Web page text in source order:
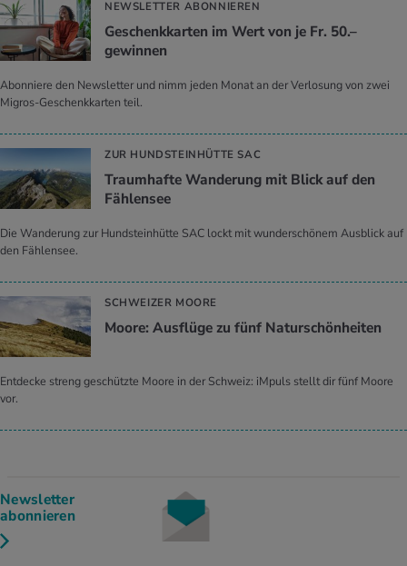
NEWSLETTER ABONNIEREN
Geschenkkarten im Wert von je Fr. 50.–
gewinnen
Abonniere den Newsletter und nimm jeden Monat an der Verlosung von zwei
Migros-Geschenkkarten teil.
ZUR HUNDSTEINHÜTTE SAC
Traumhafte Wanderung mit Blick auf den
Fählensee
Die Wanderung zur Hundsteinhütte SAC lockt mit wunderschönem Ausblick auf
den Fählensee.
SCHWEIZER MOORE
Moore: Ausflüge zu fünf Naturschönheiten
Entdecke streng geschützte Moore in der Schweiz: iMpuls stellt dir fünf Moore
vor.
Newsletter
abonnieren